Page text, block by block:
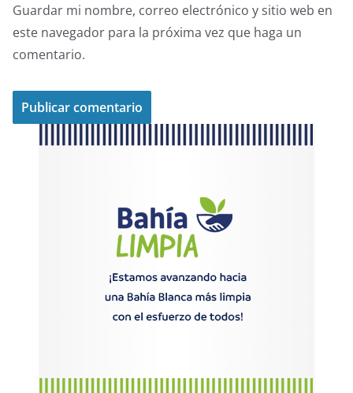
Guardar mi nombre, correo electrónico y sitio web en
este navegador para la próxima vez que haga un
comentario.